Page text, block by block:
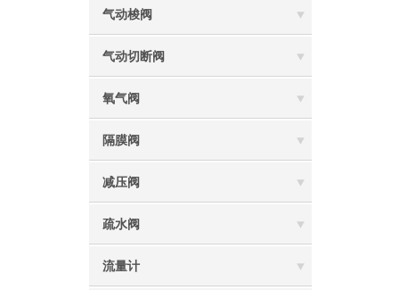
气动梭阀
气动切断阀
氧气阀
隔膜阀
减压阀
疏水阀
流量计